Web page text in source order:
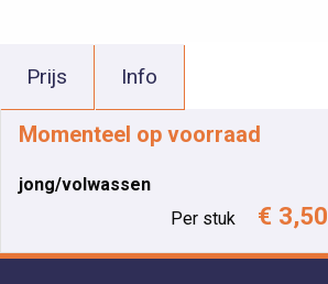
Prijs Info
Momenteel op voorraad
jong/volwassen
Per stuk
€ 3,50